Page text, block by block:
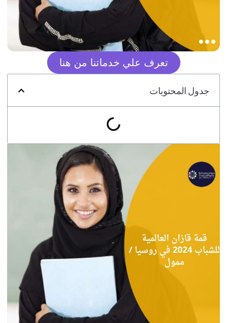
تعرف علي خدماتنا من هنا
جدول المحتويات